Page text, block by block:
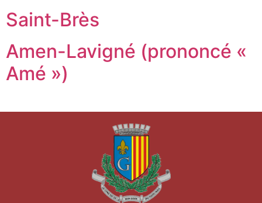
Saint-Brès
Amen-Lavigné (prononcé «
Amé »)